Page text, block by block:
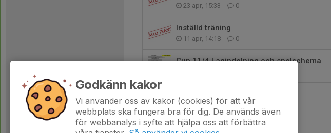
23 apr, 15:33 0
Inställd träning
11 apr, 14:18 0
Cup 11/4 Lagindelning och spelschema
2 apr, 15:42 0
Godkänn kakor
Vi använder oss av kakor (cookies) för att vår
webbplats ska fungera bra för dig. De används även
för webbanalys i syfte att hjälpa oss att förbättra